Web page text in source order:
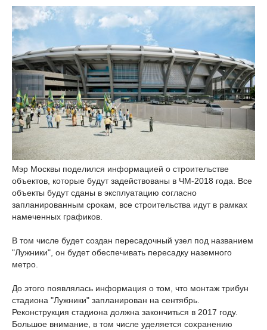
Мэр Москвы поделился информацией о строительстве
объектов, которые будут задействованы в ЧМ-2018 года. Все
объекты будут сданы в эксплуатацию согласно
запланированным срокам, все строительства идут в рамках
намеченных графиков.
В том числе будет создан пересадочный узел под названием
"Лужники", он будет обеспечивать пересадку наземного
метро.
До этого появлялась информация о том, что монтаж трибун
стадиона "Лужники" запланирован на сентябрь.
Реконструкция стадиона должна закончиться в 2017 году.
Большое внимание, в том числе уделяется сохранению